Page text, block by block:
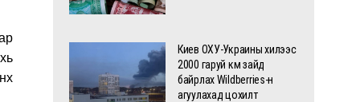
Киев ОХУ-Украины хилээс
2000 гаруй км зайд
байрлах Wildberries-н
агуулахад цохилт